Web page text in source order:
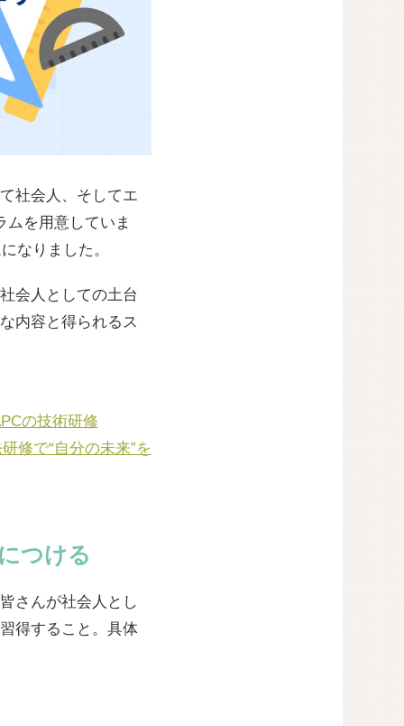
社会人、そしてエ
を用意していま
なりました。
会人としての土台
内容と得られるス
の技術研修
修で“自分の未来”を
つける
さんが社会人とし
得すること。具体